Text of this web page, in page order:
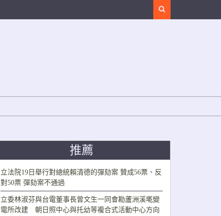
推薦
立法院19日舉行對總統賴清德的彈劾案 贊成56票、反
對50票 彈劾案不通過
立委林淑芬與台電董事長曾文生一同會勘蘆洲溪墘變
電所改建 朝日照中心與托幼等複合式活動中心方向